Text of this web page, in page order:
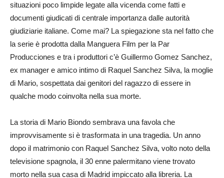
situazioni poco limpide legate alla vicenda come fatti e
documenti giudicati di centrale importanza dalle autorità
giudiziarie italiane. Come mai? La spiegazione sta nel fatto che
la serie è prodotta dalla Manguera Film per la Par
Producciones e tra i produttori c’è Guillermo Gomez Sanchez,
ex manager e amico intimo di Raquel Sanchez Silva, la moglie
di Mario, sospettata dai genitori del ragazzo di essere in
qualche modo coinvolta nella sua morte.
La storia di Mario Biondo sembrava una favola che
improvvisamente si è trasformata in una tragedia. Un anno
dopo il matrimonio con Raquel Sanchez Silva, volto noto della
televisione spagnola, il 30 enne palermitano viene trovato
morto nella sua casa di Madrid impiccato alla libreria. La